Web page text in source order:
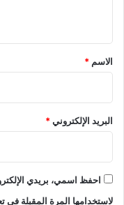
*
الاسم *
البريد الإلكتروني*
احفظ اسمي، بريدي
لاستخدامها المرة المقبلة في